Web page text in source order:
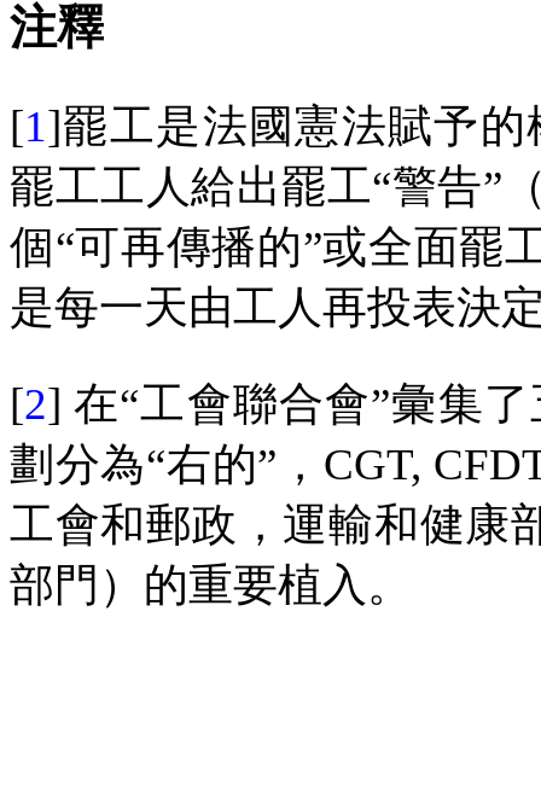
注釋
[1]罷工是法國憲法賦予
罷工工人給出罷工“警告”
個“可再傳播的”或全面罷
是每一天由工人再投表決
[2]在“工會聯合會”彙集
劃分為“右的”， CGT,
工會和郵政，運輸和健康
部門）的重要植入。